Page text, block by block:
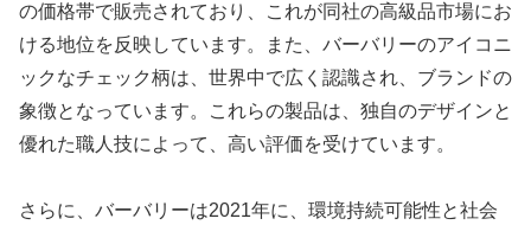
の価格帯で販売されており、これが同社の高級品市場にお
ける地位を反映しています。また、バーバリーのアイコニ
ックなチェック柄は、世界中で広く認識され、ブランドの
象徴となっています。これらの製品は、独自のデザインと
優れた職人技によって、高い評価を受けています。
さらに、バーバリーは2021年に、環境持続可能性と社会